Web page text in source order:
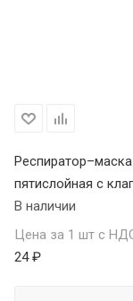
пятислойная с
В наличии
Цена за 1 шт с
24 ₽